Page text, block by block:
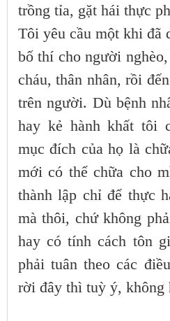
trồng tỉa, gặt hái thực
Tôi yêu cầu một khi đã
bố thí cho người
cháu, thân nhân, rồi
trên người. Dù bệnh
hay kẻ hành khất tôi
mục đích của họ là
mới có thể chữa cho
thành lập chỉ để thực
mà thôi, chứ không
hay có tính cách tôn
phải tuân theo các
rời đây thì tuỳ ý, không